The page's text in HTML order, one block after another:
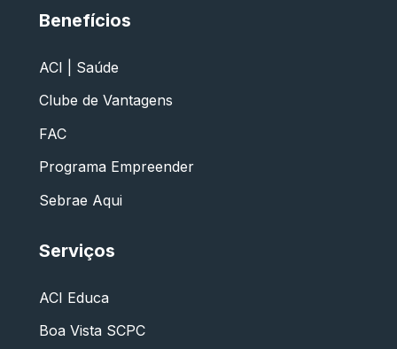
Benefícios
ACI | Saúde
Clube de Vantagens
FAC
Programa Empreender
Sebrae Aqui
Serviços
ACI Educa
Boa Vista SCPC